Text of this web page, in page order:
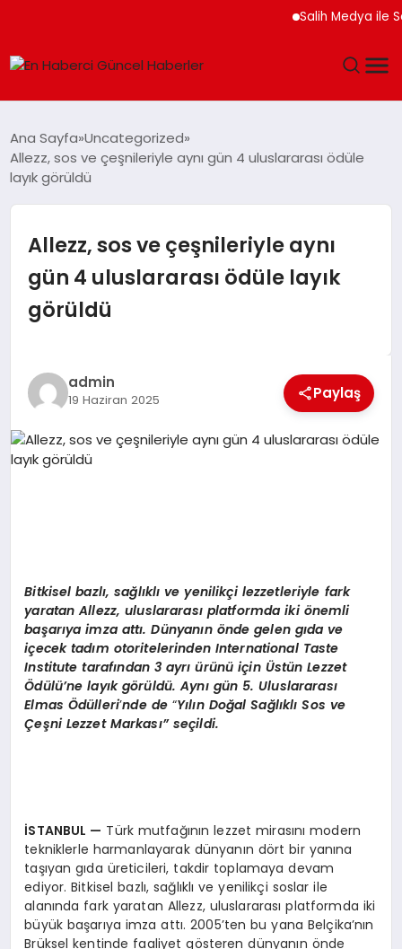
Salih Medya ile
SPOR
MAGAZIN
EKONOMI
EĞITIM
Ana Sayfa Uncategorized
Allezz, sos ve çeşnileriyle aynı gün 4 uluslararası ödüle
layık görüldü
Allezz, sos ve çeşnileriyle aynı
gün 4 uluslararası ödüle layık
görüldü
admin
19 Haziran 2025 Paylaş
Bitkisel bazlı, sağlıklı ve yenilikçi lezzetleriyle fark
yaratan Allezz, uluslararası platformda iki önemli
başarıya imza attı. Dünyanın önde gelen gıda ve
içecek tadım otoritelerinden International Taste
Institutetarafından 3 ayrı ürünü için Üstün Lezzet
Ödülü’ne layık görüldü. Aynı gün 5. Uluslararası
Elmas Ödülleri’nde de “Yılın Doğal Sağlıklı Sos ve
Çeşni Lezzet Markası” seçildi.
İSTANBUL — Türk mutfağının lezzet mirasını modern
tekniklerle harmanlayarak dünyanın dört bir yanına
taşıyan gıda üreticileri, takdir toplamaya devam
ediyor. Bitkisel bazlı, sağlıklı ve yenilikçi soslar ile
alanında fark yaratan Allezz, uluslararası platformda iki
büyük başarıya imza attı. 2005’ten bu yana Belçika’nın
Brüksel kentinde faaliyet gösteren dünyanın önde